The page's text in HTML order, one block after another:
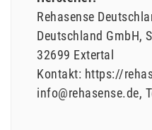
Rehasense
Deutschland GmbH
32699 Extertal
Kontakt: https://
info@rehasense.de